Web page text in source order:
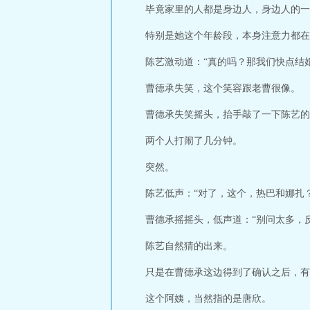
毕竟家里的人都是身边人，身边人的
特别是她这个年龄段，本身注意力都
陈艺激动道：“真的吗？那我们快点结
曹德承失笑，这个笑容跟老曹很像。
曹德承失笑摇头，抬手敲了一下陈艺
两个人打闹了几分钟。
突然。
陈艺低声：“对了，这个，热巴和娜扎
曹德承摇摇头，低声道：“别问太多，
陈艺自然猜的出来。
只是在曹德承这边得到了确认之后，
这个阿姨，当然指的是唐欣。